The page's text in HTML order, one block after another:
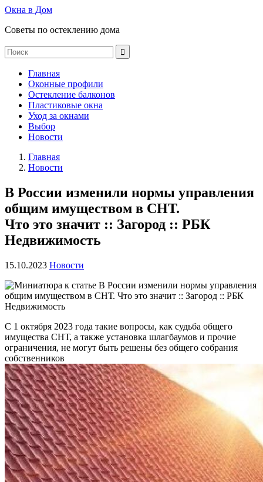
Окна в Дом
Советы по остеклению дома
Главная
Оконные профили
Остекление балконов
Пластиковые окна
Уход за окнами
Выбор
Новости
Главная
Новости
В России изменили нормы управления
общим имуществом в СНТ.
Что это значит :: Загород :: РБК
Недвижимость
15.10.2023 Новости
С 1 октября 2023 года такие вопросы, как судьба общего
имущества СНТ, а также установка шлагбаумов и прочие
ограничения, не могут быть решены без общего собрания
собственников